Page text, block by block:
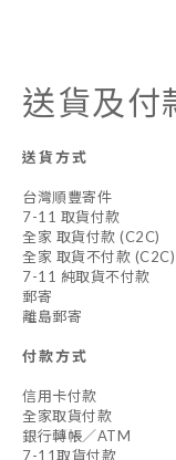
送貨及付
送貨方式
台灣順豐寄件
7-11 取貨付款
全家 取貨付款 (C2C)
全家 取貨不付款 (C2C)
7-11 純取貨不付款
郵寄
離島郵寄
付款方式
信用卡付款
全家取貨付款
銀行轉帳／ATM
7-11取貨付款